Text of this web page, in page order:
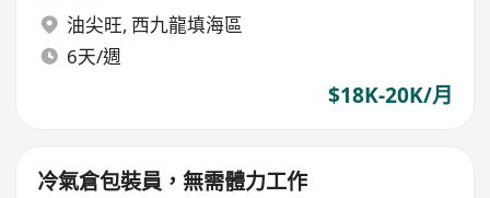
油尖旺, 西九龍填海區
6天/週
$18K-20K/月
冷氣倉包裝員，無需體力工作